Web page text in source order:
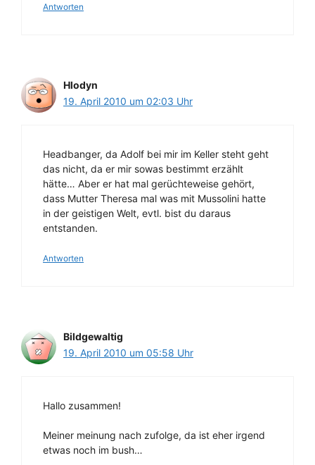
Antworten
Hlodyn
19. April 2010 um 02:03 Uhr
Headbanger, da Adolf bei mir im Keller steht geht
das nicht, da er mir sowas bestimmt erzählt
hätte… Aber er hat mal gerüchteweise gehört,
dass Mutter Theresa mal was mit Mussolini hatte
in der geistigen Welt, evtl. bist du daraus
entstanden.
Antworten
Bildgewaltig
19. April 2010 um 05:58 Uhr
Hallo zusammen!
Meiner meinung nach zufolge, da ist eher irgend
etwas noch im bush…